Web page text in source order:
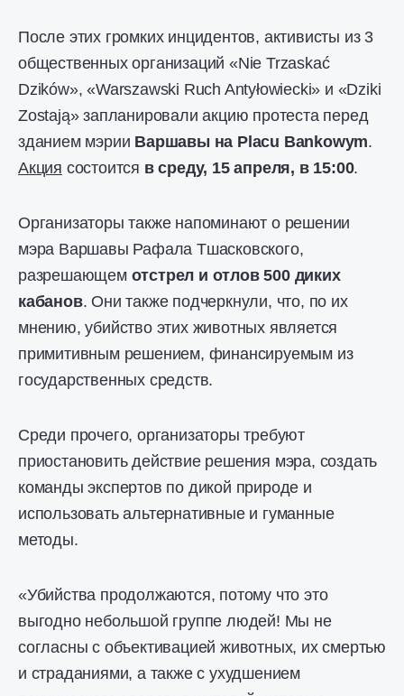
После этих громких инцидентов, активисты из 3
общественных организаций «Nie Trzaskać
Dzików», «Warszawski Ruch Antyłowiecki» и «Dziki
Zostają» запланировали акцию протеста перед
зданием мэрии Варшавы на Placu Bankowym.
Акция состоится в среду, 15 апреля, в 15:00.
Организаторы также напоминают о решении
мэра Варшавы Рафала Тшасковского,
разрешающем отстрел и отлов 500 диких
кабанов. Они также подчеркнули, что, по их
мнению, убийство этих животных является
примитивным решением, финансируемым из
государственных средств.
Среди прочего, организаторы требуют
приостановить действие решения мэра, создать
команды экспертов по дикой природе и
использовать альтернативные и гуманные
методы.
«Убийства продолжаются, потому что это
выгодно небольшой группе людей! Мы не
согласны с объективацией животных, их смертью
и страданиями, а также с ухудшением